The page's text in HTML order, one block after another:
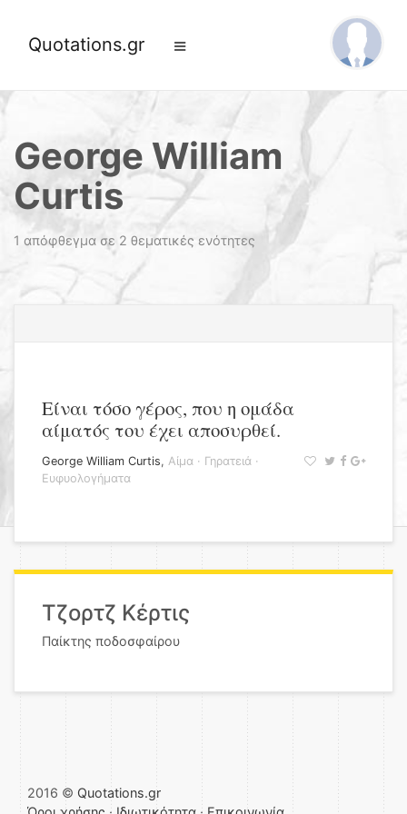
Quotations.gr
George William
Curtis
1 απόφθεγμα σε 2 θεματικές ενότητες
Είναι τόσο γέρος, που η ομάδα
αίματός του έχει αποσυρθεί.
George William Curtis, Αίμα · Γηρατειά ·
Ευφυολογήματα
Τζορτζ Κέρτις
Παίκτης ποδοσφαίρου
2016 © Quotations.gr